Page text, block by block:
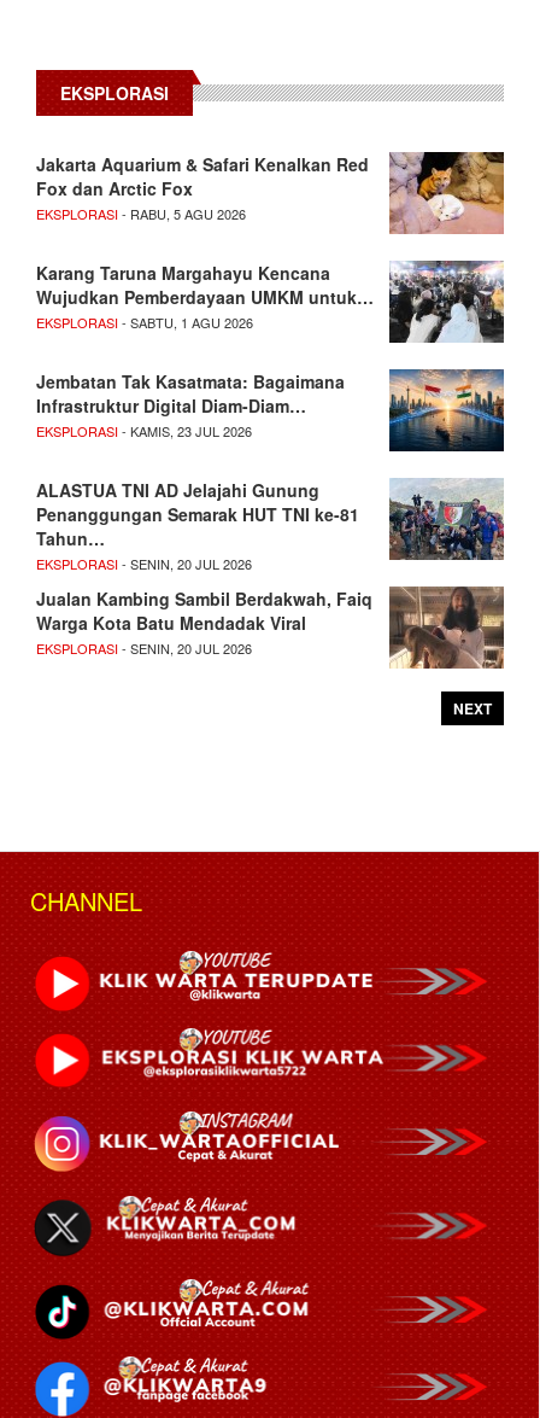
EKSPLORASI
Jakarta Aquarium & Safari Kenalkan Red
Fox dan Arctic Fox
EKSPLORASI- RABU, 5 AGU 2026
Karang Taruna Margahayu Kencana
Wujudkan Pemberdayaan UMKM untuk…
EKSPLORASI- SABTU, 1 AGU 2026
Jembatan Tak Kasatmata: Bagaimana
Infrastruktur Digital Diam-Diam…
EKSPLORASI- KAMIS, 23 JUL 2026
ALASTUA TNI AD Jelajahi Gunung
Penanggungan Semarak HUT TNI ke-81
Tahun…
EKSPLORASI- SENIN, 20 JUL 2026
Jualan Kambing Sambil Berdakwah, Faiq
Warga Kota Batu Mendadak Viral
EKSPLORASI- SENIN, 20 JUL 2026
NEXT
CHANNEL